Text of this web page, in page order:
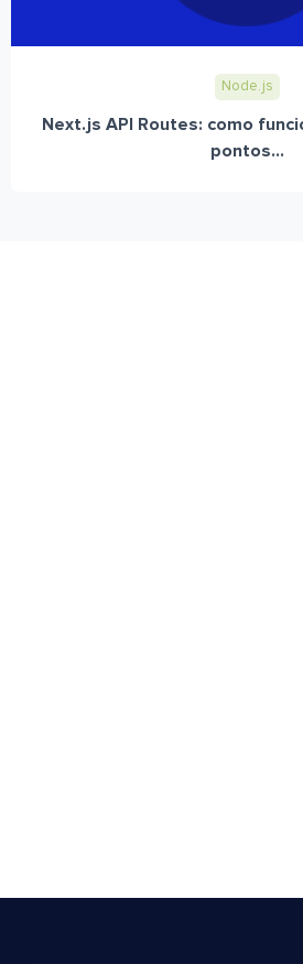
Node.js
Next.js API Routes: como
pontos...